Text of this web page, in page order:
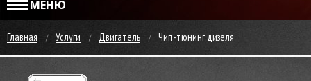
МЕНЮ
Главная Услуги Двигатель Чип-тюнинг дизеля